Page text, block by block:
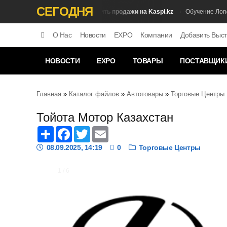
СЕГОДНЯ
Продажи Как увеличить продажи на Kaspi.kz Обучение
О Нас Новости EXPO Компании Добавить
НОВОСТИ EXPO ТОВАРЫ
Главная » Каталог файлов » Автотовары » Торговые Центры
Тойота Мотор Казахстан
ShareFacebook
Twitter
08.09.2025, 14:19 0 Торговые Центры